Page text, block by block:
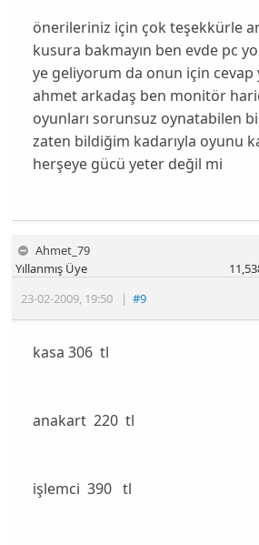
önerileriniz için çok teşekkürle
kusura bakmayın ben evde pc
ye geliyorum da onun için cevap
ahmet arkadaş ben monitör
oyunları sorunsuz oynatabilen
zaten bildiğim kadarıyla oyunu
herşeye gücü yeter değil mi
Ahmet_79
23-02-2009, 19:50 |#9
Yıllanmış Üye
kasa 306 tl
anakart 220 tl
işlemci 390 tl